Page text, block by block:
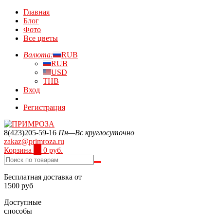
Главная
Блог
Фото
Все цветы
Валюта:
RUB
RUB
USD
THB
Вход
Регистрация
8(423)205-59-16 Пн—Вс круглосуточно
zakaz@primroza.ru
Корзина
0 руб.
Бесплатная доставка от
1500 руб
Доступные
способы